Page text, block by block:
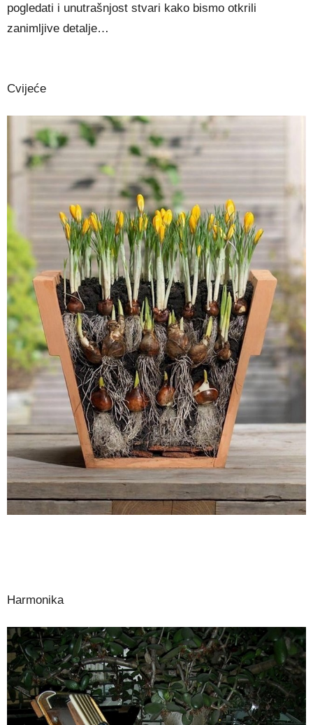
pogledati i unutrašnjost stvari kako bismo otkrili
zanimljive detalje…
Cvijeće
Harmonika